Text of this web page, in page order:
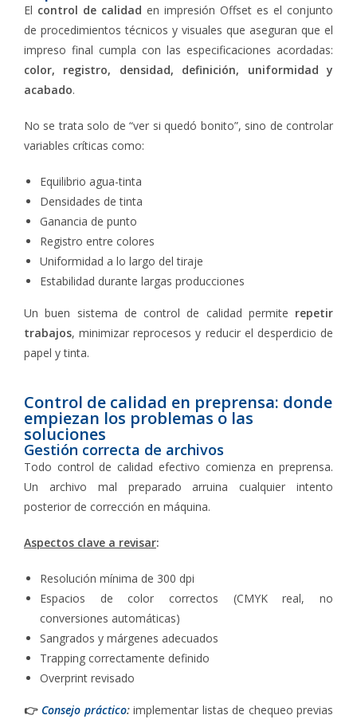
El control de calidad en impresión Offset es el conjunto
de procedimientos técnicos y visuales que aseguran que el
impreso final cumpla con las especificaciones acordadas:
color, registro, densidad, definición, uniformidad y
acabado.
No se trata solo de “ver si quedó bonito”, sino de controlar
variables críticas como:
Equilibrio agua-tinta
Densidades de tinta
Ganancia de punto
Registro entre colores
Uniformidad a lo largo del tiraje
Estabilidad durante largas producciones
Un buen sistema de control de calidad permite repetir
trabajos, minimizar reprocesos y reducir el desperdicio de
papel y tinta.
Control de calidad en preprensa: donde
empiezan los problemas o las
soluciones
Gestión correcta de archivos
Todo control de calidad efectivo comienza en preprensa.
Un archivo mal preparado arruina cualquier intento
posterior de corrección en máquina.
Aspectos clave a revisar:
Resolución mínima de 300 dpi
Espacios de color correctos (CMYK real, no
conversiones automáticas)
Sangrados y márgenes adecuados
Trapping correctamente definido
Overprint revisado
👉 Consejo práctico:implementar listas de chequeo previas